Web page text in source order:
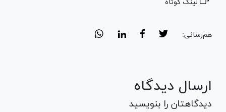
لینک کوتاه
هم‌رسانی:
ارسال دیدگاه
دیدگاهتان را بنویسید